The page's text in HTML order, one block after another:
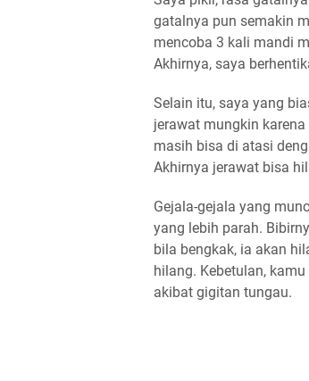
gatalnya pun semakin
mencoba 3 kali mandi
Akhirnya, saya
Selain itu, saya yang
jerawat mungkin
masih bisa di atasi
Akhirnya jerawat bisa
Gejala-gejala yang
yang lebih parah.
bila bengkak, ia akan
hilang. Kebetulan,
akibat gigitan tungau.